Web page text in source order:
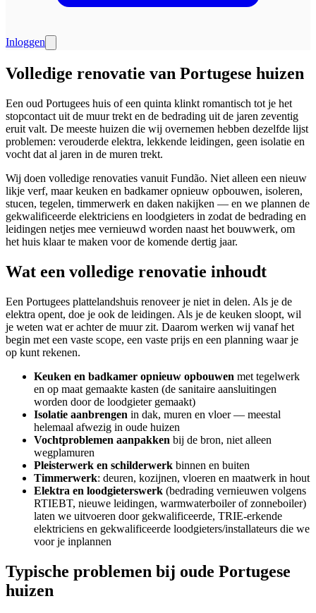
Inloggen
Volledige renovatie van Portugese huizen
Een oud Portugees huis of een quinta klinkt romantisch tot je het
stopcontact uit de muur trekt en de bedrading uit de jaren zeventig
eruit valt. De meeste huizen die wij overnemen hebben dezelfde lijst
problemen: verouderde elektra, lekkende leidingen, geen isolatie en
vocht dat al jaren in de muren trekt.
Wij doen volledige renovaties vanuit Fundão. Niet alleen een nieuw
likje verf, maar keuken en badkamer opnieuw opbouwen, isoleren,
stucen, tegelen, timmerwerk en daken nakijken — en we plannen de
gekwalificeerde elektriciens en loodgieters in zodat de bedrading en
leidingen netjes mee vernieuwd worden naast het bouwwerk, om
het huis klaar te maken voor de komende dertig jaar.
Wat een volledige renovatie inhoudt
Een Portugees plattelandshuis renoveer je niet in delen. Als je de
elektra opent, doe je ook de leidingen. Als je de keuken sloopt, wil
je weten wat er achter de muur zit. Daarom werken wij vanaf het
begin met een vaste scope, een vaste prijs en een planning waar je
op kunt rekenen.
Keuken en badkamer opnieuw opbouwen met tegelwerk
en op maat gemaakte kasten (de sanitaire aansluitingen
worden door de loodgieter gemaakt)
Isolatie aanbrengen in dak, muren en vloer — meestal
helemaal afwezig in oude huizen
Vochtproblemen aanpakken bij de bron, niet alleen
wegplamuren
Pleisterwerk en schilderwerk binnen en buiten
Timmerwerk: deuren, kozijnen, vloeren en maatwerk in hout
Elektra en loodgieterswerk (bedrading vernieuwen volgens
RTIEBT, nieuwe leidingen, warmwaterboiler of zonneboiler)
laten we uitvoeren door gekwalificeerde, TRIE-erkende
elektriciens en gekwalificeerde loodgieters/installateurs die we
voor je inplannen
Typische problemen bij oude Portugese
huizen